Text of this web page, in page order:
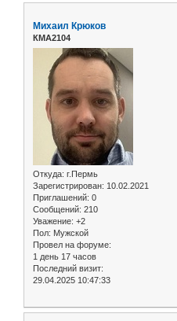
Михаил Крюков
КМА2104
Откуда: г.Пермь
Зарегистрирован: 10.02.2021
Приглашений: 0
Сообщений: 210
Уважение: +2
Пол: Мужской
Провел на форуме:
1 день 17 часов
Последний визит:
29.04.2025 10:47:33